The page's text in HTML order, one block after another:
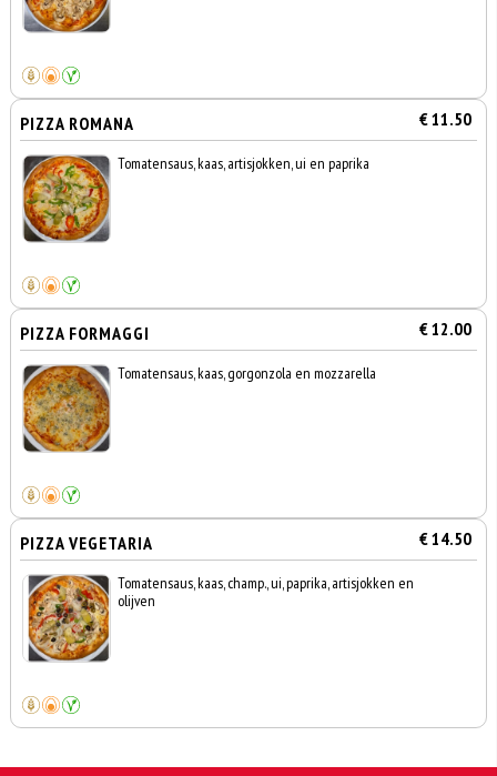
PIZZA ROMANA € 11.50
Tomatensaus, kaas, artisjokken, ui en paprika
PIZZA FORMAGGI € 12.00
Tomatensaus, kaas, gorgonzola en mozzarella
PIZZA VEGETARIA € 14.50
Tomatensaus, kaas, champ., ui, paprika, artisjokken en
olijven